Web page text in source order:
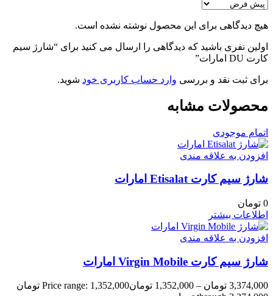
هیچ دیدگاهی برای این محصول نوشته نشده است.
اولین نفری باشید که دیدگاهی را ارسال می کنید برای “شارژ سیم
کارت DU امارات”
برای ثبت نقد و بررسی وارد حساب کاربری خود شوید.
محصولات مشابه
اتمام موجودی
افزودن به علاقه مندی
شارژ سیم کارت Etisalat امارات
0 تومان
اطلاعات بیشتر
افزودن به علاقه مندی
شارژ سیم کارت Virgin Mobile امارات
3,374,000 تومان –
1,352,000 تومان
Price range: 1,352,000 تومان